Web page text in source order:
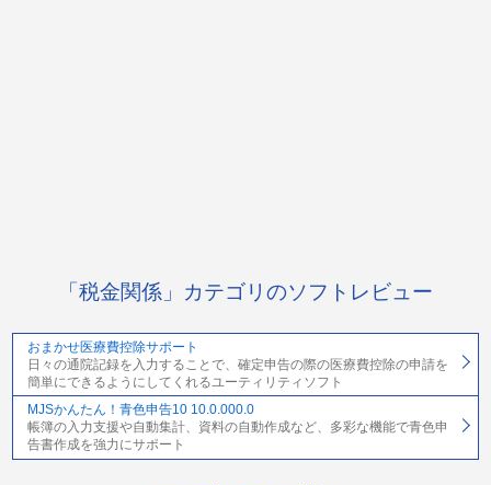
「税金関係」カテゴリのソフトレビュー
おまかせ医療費控除サポート
日々の通院記録を入力することで、確定申告の際の医療費控除の申請を
簡単にできるようにしてくれるユーティリティソフト
MJSかんたん！青色申告10 10.0.000.0
帳簿の入力支援や自動集計、資料の自動作成など、多彩な機能で青色申
告書作成を強力にサポート